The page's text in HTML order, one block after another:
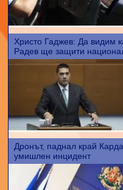
Христо Гаджев: Да видим
Радев ще защити
Дронът, паднал край
умишлен инцидент